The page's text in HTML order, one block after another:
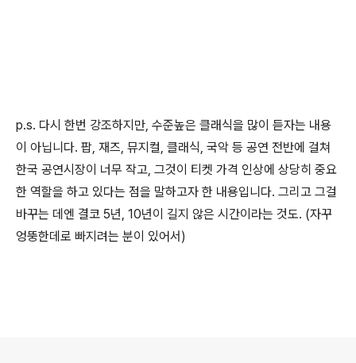
p.s. 다시 한번 강조하지만, 수준높은 클래식을 많이 듣자는 내용
이 아닙니다. 팝, 재즈, 뮤지컬, 클래식, 국악 등 공연 전반에 걸쳐
한국 공연시장이 너무 작고, 그것이 티켓 가격 인상에 상당히 중요
한 역할을 하고 있다는 점을 말하고자 한 내용입니다. 그리고 그걸
바꾸는 데엔 결코 5년, 10년이 길지 않은 시간이라는 것도. (자꾸
엉뚱한데로 빠지려는 분이 있어서)